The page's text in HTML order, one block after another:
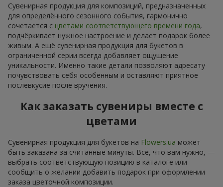
Сувенирная продукция для композиций, предназначенных
для определённого сезонного события, гармонично
сочетается с цветами соответствующего времени года,
подчёркивает нужное настроение и делает подарок более
живым. А ещё сувенирная продукция для букетов в
ограниченной серии всегда добавляет ощущение
уникальности. Именно такие детали позволяют адресату
почувствовать себя особенным и оставляют приятное
послевкусие после вручения.
Как заказать сувениры вместе с
цветами
Сувенирная продукция для букетов на Flowers.ua может
быть заказана за считанные минуты. Всё, что вам нужно, —
выбрать соответствующую позицию в каталоге или
сообщить о желании добавить подарок при оформлении
заказа цветочной композиции.